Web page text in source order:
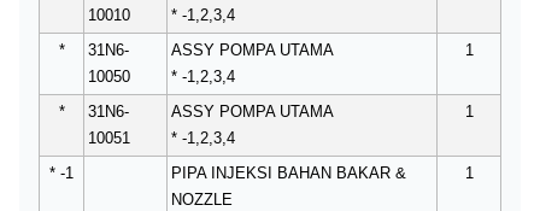
10010
* -1,2,3,4
*
31N6-
10050
ASSY POMPA UTAMA
* -1,2,3,4
1
*
31N6-
10051
ASSY POMPA UTAMA
* -1,2,3,4
1
* -1
PIPA INJEKSI BAHAN BAKAR &
NOZZLE
1